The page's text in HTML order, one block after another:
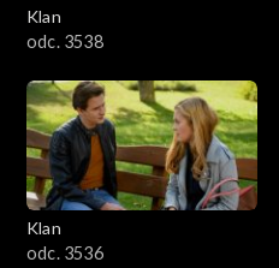
Klan
odc. 3538
Klan
odc. 3536